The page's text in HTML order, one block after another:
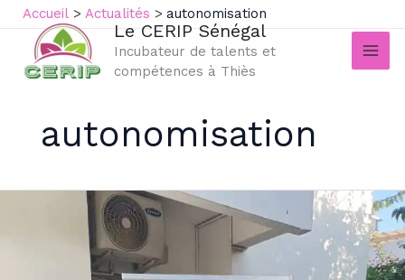
Aller
contenu
Le CERIP Sénégal
Incubateur de talents et
compétences à Thiès
Accueil Actualités autonomisation
autonomisation